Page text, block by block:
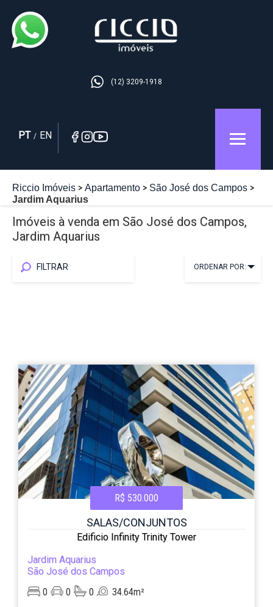
(12) 3209-1918
PT / EN
Riccio Imóveis Apartamento
São José dos Campos
Jardim Aquarius
Imóveis à venda em São José dos Campos,
Jardim Aquarius
FILTRAR ORDENAR POR:
R$ 530.000
SALAS/CONJUNTOS
Edificio Infinity Trinity Tower
Jardim Aquarius
São José dos Campos
0
0 0 34.64m²